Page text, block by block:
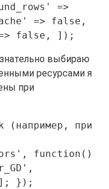
=>
=> false,
выбираю
ресурсами я
при
(например, при
function()